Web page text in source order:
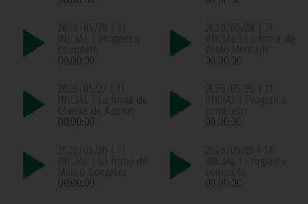
2026/05/28 | 11
INICIAL | Programa
completo
00:00:00
2026/05/28 | 11
INICIAL | La firma de
Pablo Montaño
00:00:00
2026/05/27 | 11
INICIAL | La firma de
Chema de Aquino
00:00:00
2026/05/26 | 11
INICIAL | Programa
completo
00:00:00
2026/05/26 | 11
INICIAL | La firma de
Mateo González
00:00:00
2026/05/25 | 11
INICIAL | Programa
completo
00:00:00